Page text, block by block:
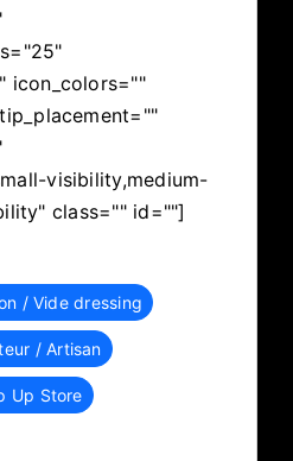
icon_colors=""
visibility,medium-
class="" id=""]
/ Vide dressing
/ Artisan
Up Store